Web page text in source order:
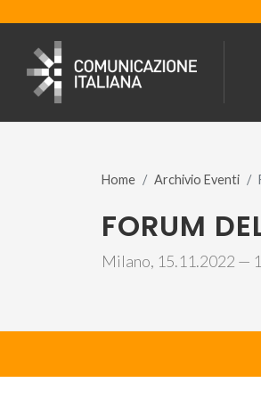
Home Archivio Eventi
FORUM
Milano, 15.11.2022 —